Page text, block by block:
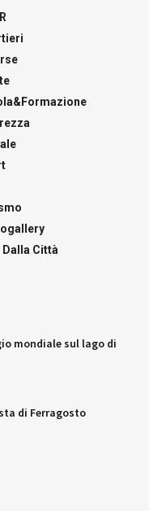
Città
mondiale sul lago di
di Ferragosto